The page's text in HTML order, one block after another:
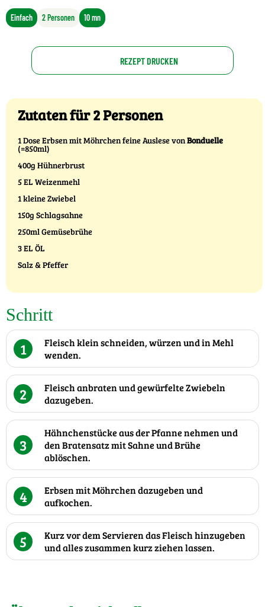
Einfach 2 Personen 10 mn
REZEPT DRUCKEN
Zutaten für 2 Personen
1 Dose Erbsen mit Möhrchen feine Auslese vonBonduelle
(=850ml)
400g Hühnerbrust
5 EL Weizenmehl
1 kleine Zwiebel
150g Schlagsahne
250ml Gemüsebrühe
3 EL ÖL
Salz & Pfeffer
Schritt
1
Fleisch klein schneiden, würzen und in Mehl
wenden.
2
Fleisch anbraten und gewürfelte Zwiebeln
dazugeben.
3
Hähnchenstücke aus der Pfanne nehmen und
den Bratensatz mit Sahne und Brühe
ablöschen.
4
Erbsen mit Möhrchen dazugeben und
aufkochen.
5
Kurz vor dem Servieren das Fleisch hinzugeben
und alles zusammen kurz ziehen lassen.